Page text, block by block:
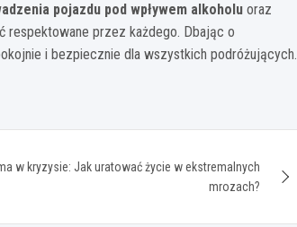
pojazdu pod wpływem alkoholu oraz
przez każdego. Dbając o
i bezpiecznie dla wszystkich podróżujących.
w kryzysie: Jak uratować życie w ekstremalnych
mrozach?